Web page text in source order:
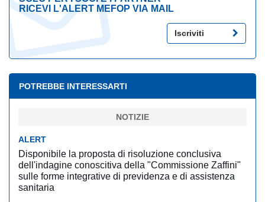
RICEVI L'ALERT MEFOP VIA MAIL
Iscriviti
POTREBBE INTERESSARTI
NOTIZIE
ALERT
Disponibile la proposta di risoluzione conclusiva
dell'indagine conoscitiva della "Commissione Zaffini"
sulle forme integrative di previdenza e di assistenza
sanitaria